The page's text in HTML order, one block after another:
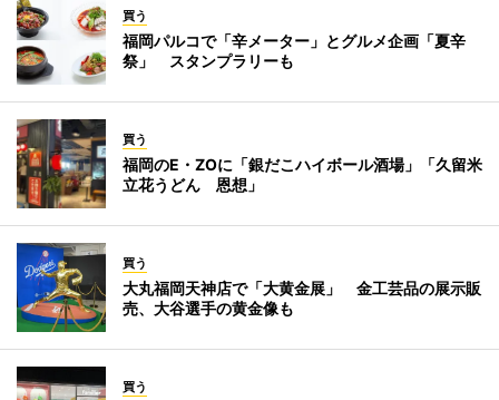
買う
福岡パルコで「辛メーター」とグルメ企画「夏辛
祭」 スタンプラリーも
買う
福岡のE・ZOに「銀だこハイボール酒場」「久留米
立花うどん 恩想」
買う
大丸福岡天神店で「大黄金展」 金工芸品の展示販
売、大谷選手の黄金像も
買う